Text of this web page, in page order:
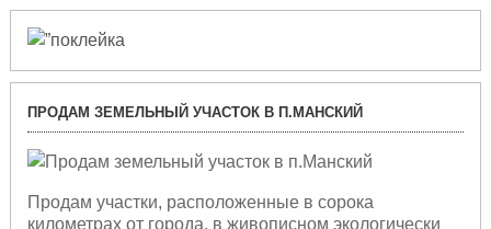
ПРОДАМ ЗЕМЕЛЬНЫЙ УЧАСТОК В П.МАНСКИЙ
Продам участки, расположенные в сорока
километрах от города, в живописном экологически